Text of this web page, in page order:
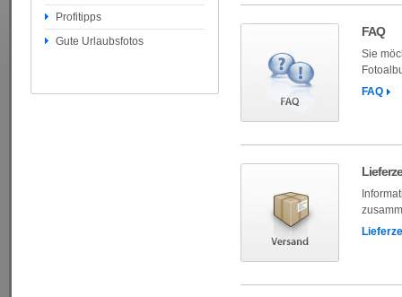
Profitipps
Gute Urlaubsfotos
FAQ
Sie
FAQ